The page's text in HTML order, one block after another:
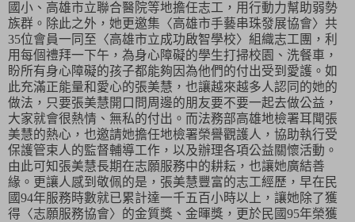
國小、高雄市立聯合醫院等地擔任志工，用行動力幫助弱勢
族群。除此之外，她更邀集〈高雄市手藝串珠發展協會〉共
35位會員一同至〈高雄市立成功啟智學校〉組織志工團，利
用每個禮拜一下午，為身心障礙的學生打掃校園、洗餐車，
盼所有身心障礙的孩子都能夠因為他們的付出受到愛護。如
此充滿正能量和愛心的張美慧，也讓越來越多人認同的她的
做法，只要張美慧開口問周邊的朋友要不要一起去做公益，
大家就會很熱情、無私的付出。而法務部高雄地檢署耳聞張
美慧的熱心，也邀請她擔任地檢署榮譽觀護人，協助執行受
保護管束人的監督輔導工作，以及辦理各項公益關懷活動。
由此可知張美慧長期在志願服務中的耕耘，也讓她廣結善
緣。更讓人感到敬佩的是，張美慧豐富的志工經歷，早在民
國94年服務時數就已累計達一千五百小時以上，讓她除了獲
得〈志願服務協會〉的金質獎、金暉獎，更於民國95年榮獲